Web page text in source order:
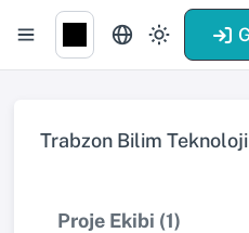
Trabzon Bilim
Proje Ekibi (1)